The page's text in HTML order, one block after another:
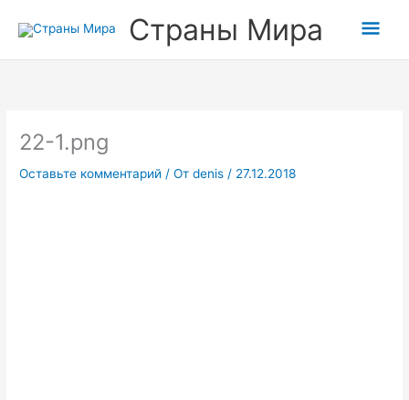
Страны Мира
22-1.png
Оставьте комментарий / Отdenis/ 27.12.2018
вверх